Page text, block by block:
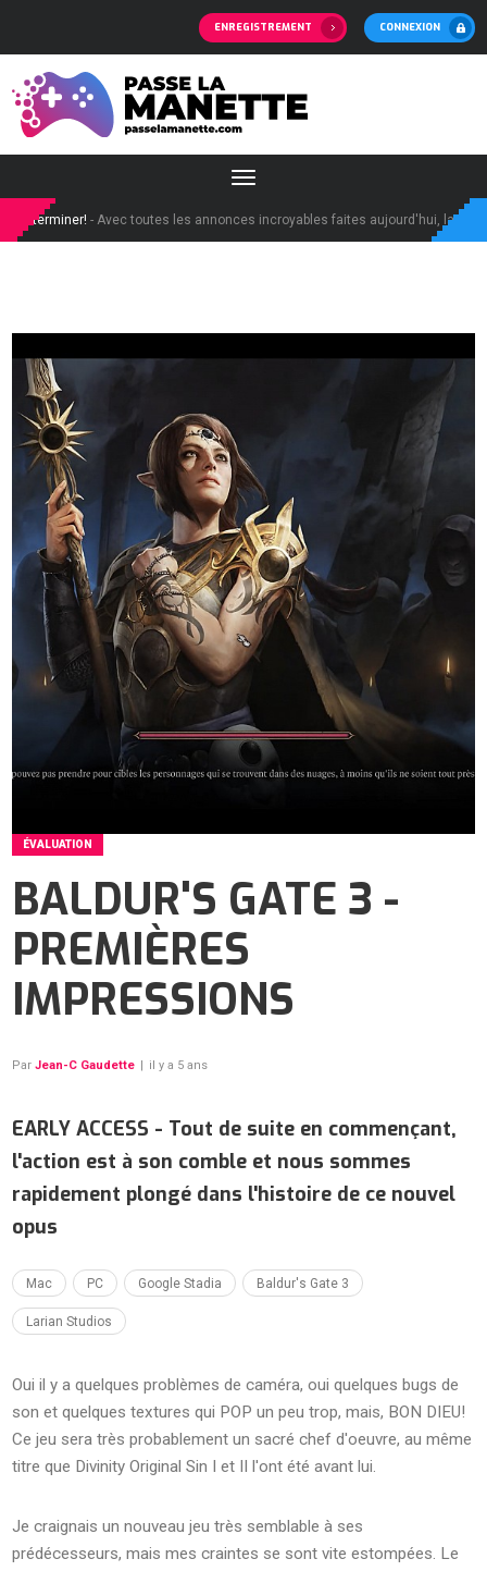
ENREGISTREMENT CONNEXION
- Avec toutes les annonces incroyables faites aujourd'hui, la demande
ÉVALUATION
BALDUR'S GATE 3 -
PREMIÈRES
IMPRESSIONS
ParJean-C Gaudette | il y a 5 ans
EARLY ACCESS - Tout de suite en commençant,
l'action est à son comble et nous sommes
rapidement plongé dans l'histoire de ce nouvel
opus
Mac PC Google Stadia Baldur's Gate 3
Larian Studios
Oui il y a quelques problèmes de caméra, oui quelques bugs de
son et quelques textures qui POP un peu trop, mais, BON DIEU!
Ce jeu sera très probablement un sacré chef d'oeuvre, au même
titre que Divinity Original Sin I et II l'ont été avant lui.
Je craignais un nouveau jeu très semblable à ses
prédécesseurs, mais mes craintes se sont vite estompées. Le